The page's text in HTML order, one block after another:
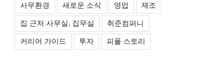
사무환경 새로운 소식 영업 제조
집 근처 사무실, 집무실 취준컴퍼니
커리어 가이드 투자 피플 스토리